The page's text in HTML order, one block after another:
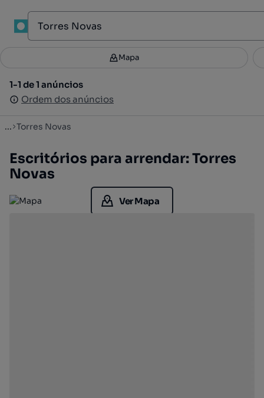
Filtros 4
1-1 de 1 anúncios
Ordem dos anúncios
Mapa
1-1 de 1 anúncios
Ordem dos anúncios
... Torres Novas
Escritórios para arrendar: Torres
Novas
Ver Mapa